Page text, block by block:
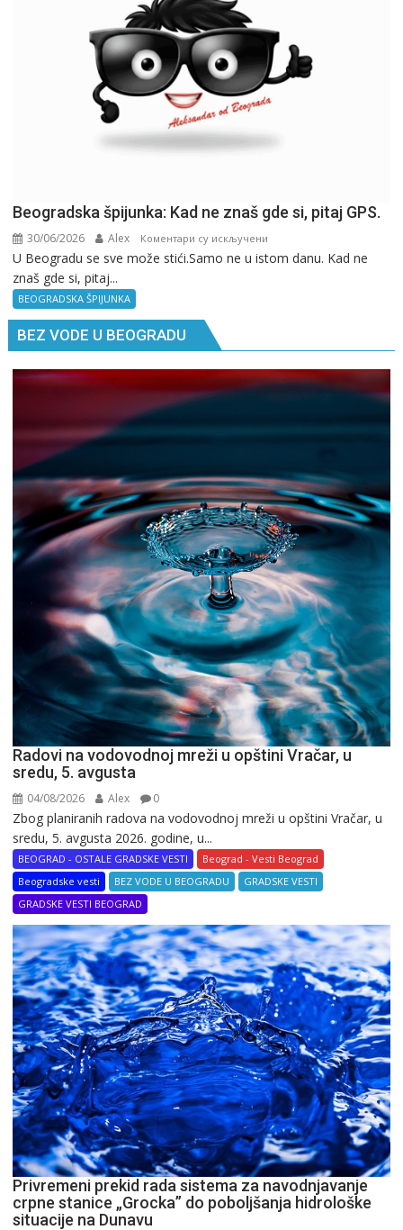
Beogradska špijunka: Kad ne znaš gde si, pitaj GPS.
30/06/2026 Alex Коментари су искључени
Beogradska
si,
U Beogradu se sve može stići.Samo ne u istom danu. Kad ne
znaš gde si, pitaj...
BEOGRADSKA ŠPIJUNKA
BEZ VODE U BEOGRADU
Radovi na vodovodnoj mreži u opštini Vračar, u
sredu, 5. avgusta
04/08/2026 Alex 0
Zbog planiranih radova na vodovodnoj mreži u opštini Vračar, u
sredu, 5. avgusta 2026. godine, u...
BEOGRAD - OSTALE GRADSKE VESTI
Beograd - Vesti Beograd
Beogradske vesti
BEZ VODE U BEOGRADU
GRADSKE VESTI
GRADSKE VESTI BEOGRAD
Privremeni prekid rada sistema za navodnjavanje
crpne stanice „Grocka” do poboljšanja hidrološke
situacije na Dunavu